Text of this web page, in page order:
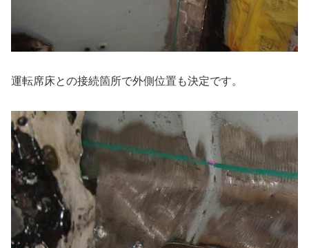
運転席床との接続箇所で外側位置も決定です。